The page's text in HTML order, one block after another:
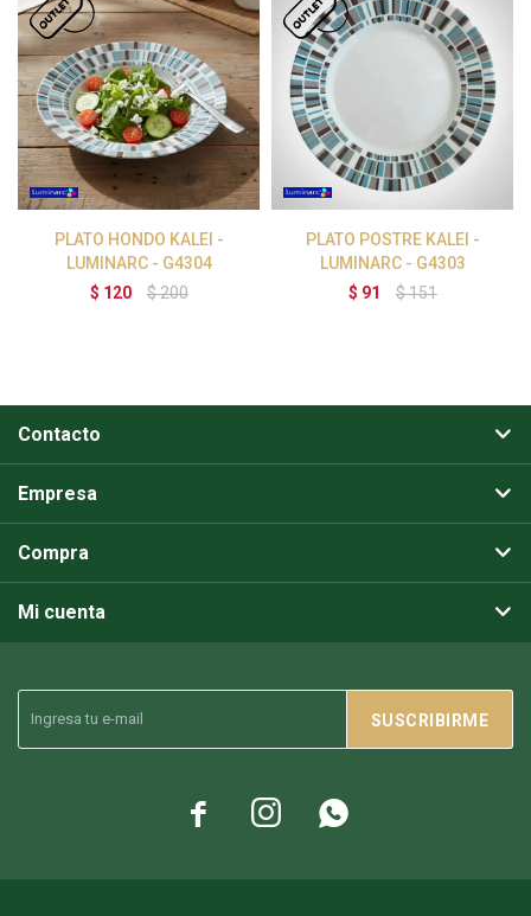
PLATO HONDO KALEI -
LUMINARC - G4304
$ 120 $200
PLATO POSTRE KALEI -
LUMINARC - G4303
$ 91 $151
SUSCRIBIRME
  
Contacto
Empresa
Compra
Mi cuenta